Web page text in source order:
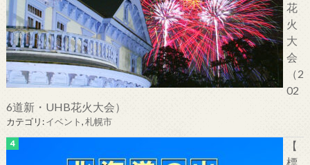
花
火
大
会
（2
02
6道新・UHB花火大会）
カテゴリ:イベント,札幌市
【
標